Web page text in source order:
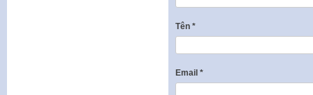
Tên *
Email *